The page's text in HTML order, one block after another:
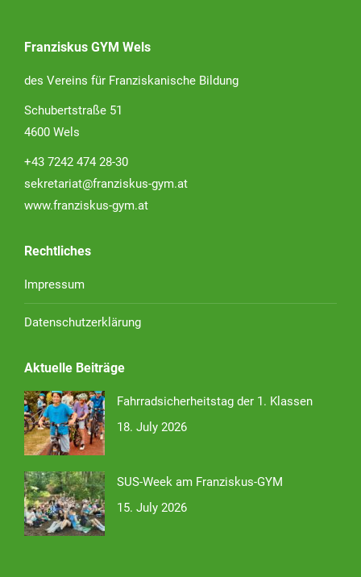
Franziskus GYM Wels
des Vereins für Franziskanische Bildung
Schubertstraße 51
4600 Wels
+43 7242 474 28-30
sekretariat@franziskus-gym.at
www.franziskus-gym.at
Rechtliches
Impressum
Datenschutzerklärung
Aktuelle Beiträge
Fahrradsicherheitstag der 1. Klassen
18. July 2026
SUS-Week am Franziskus-GYM
15. July 2026